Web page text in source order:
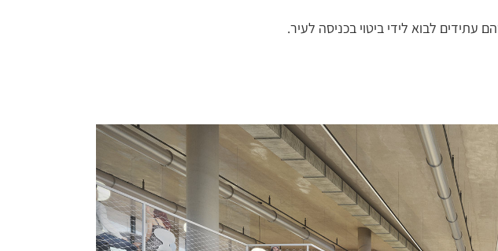
עתידים לבוא לידי ביטוי בכניסה לעיר.